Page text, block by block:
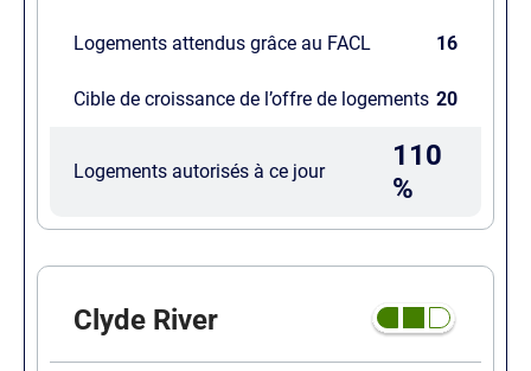
Logements attendus grâce au FACL 16
Cible de croissance de l’offre de logements 20
Logements autorisés à ce jour
110
%
Clyde River